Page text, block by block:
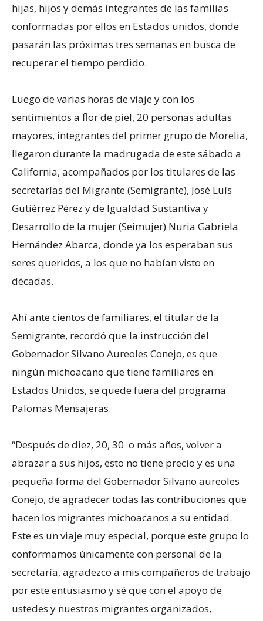
hijas, hijos y demás integrantes de las familias
conformadas por ellos en Estados unidos, donde
pasarán las próximas tres semanas en busca de
recuperar el tiempo perdido.
Luego de varias horas de viaje y con los
sentimientos a flor de piel, 20 personas adultas
mayores, integrantes del primer grupo de Morelia,
llegaron durante la madrugada de este sábado a
California, acompañados por los titulares de las
secretarías del Migrante (Semigrante), José Luís
Gutiérrez Pérez y de Igualdad Sustantiva y
Desarrollo de la mujer (Seimujer) Nuria Gabriela
Hernández Abarca, donde ya los esperaban sus
seres queridos, a los que no habían visto en
décadas.
Ahí ante cientos de familiares, el titular de la
Semigrante, recordó que la instrucción del
Gobernador Silvano Aureoles Conejo, es que
ningún michoacano que tiene familiares en
Estados Unidos, se quede fuera del programa
Palomas Mensajeras.
“Después de diez, 20, 30 o más años, volver a
abrazar a sus hijos, esto no tiene precio y es una
pequeña forma del Gobernador Silvano aureoles
Conejo, de agradecer todas las contribuciones que
hacen los migrantes michoacanos a su entidad.
Este es un viaje muy especial, porque este grupo lo
conformamos únicamente con personal de la
secretaría, agradezco a mis compañeros de trabajo
por este entusiasmo y sé que con el apoyo de
ustedes y nuestros migrantes organizados,